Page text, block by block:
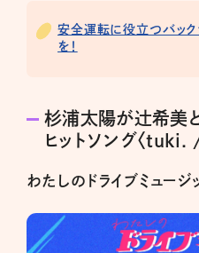
安全運転に役立つバッ
を！
杉浦太陽が辻希美
ヒットソング〈tuki.
わたしのドライブミュージ